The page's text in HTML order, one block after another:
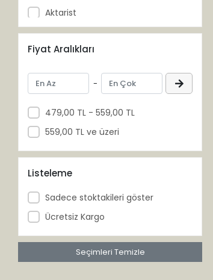
Aktarist
Akzer
Al-Ahzar
Al-Muaz
Al-Şifa
Altıncezve
Anadolu Ziraat
Arga
Arıcan
Artı Med
Fiyat Aralıkları
-
479,00 TL - 559,00 TL
559,00 TL ve üzeri
Listeleme
Sadece stoktakileri göster
Ücretsiz Kargo
Seçimleri Temizle